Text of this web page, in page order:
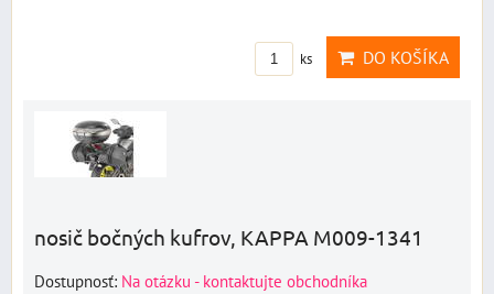
ks DO KOŠÍKA
nosič bočných kufrov, KAPPA M009-1341
Dostupnosť: Na otázku - kontaktujte obchodníka